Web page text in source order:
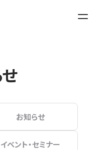
お知らせ
イベント・セミナー